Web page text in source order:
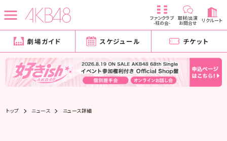
ファンクラブ
-柱の会-
取材/出演
お問合せ リクルート
劇場ガイド スケジュール チケット
トップ ニュース ニュース詳細